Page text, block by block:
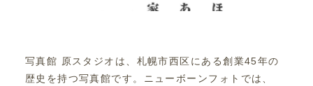
写真館 原スタジオは、札幌市西区にある創業45年の
歴史を持つ写真館です。ニューボーンフォトでは、